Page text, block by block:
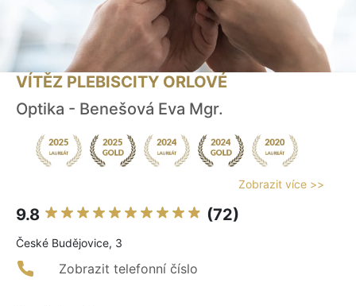
VÍTĚZ PLEBISCITY ORLOVÉ
Optika - Benešová Eva Mgr.
Zobrazit více >>
9.8 (72)
České Budějovice, 3
Zobrazit telefonní číslo